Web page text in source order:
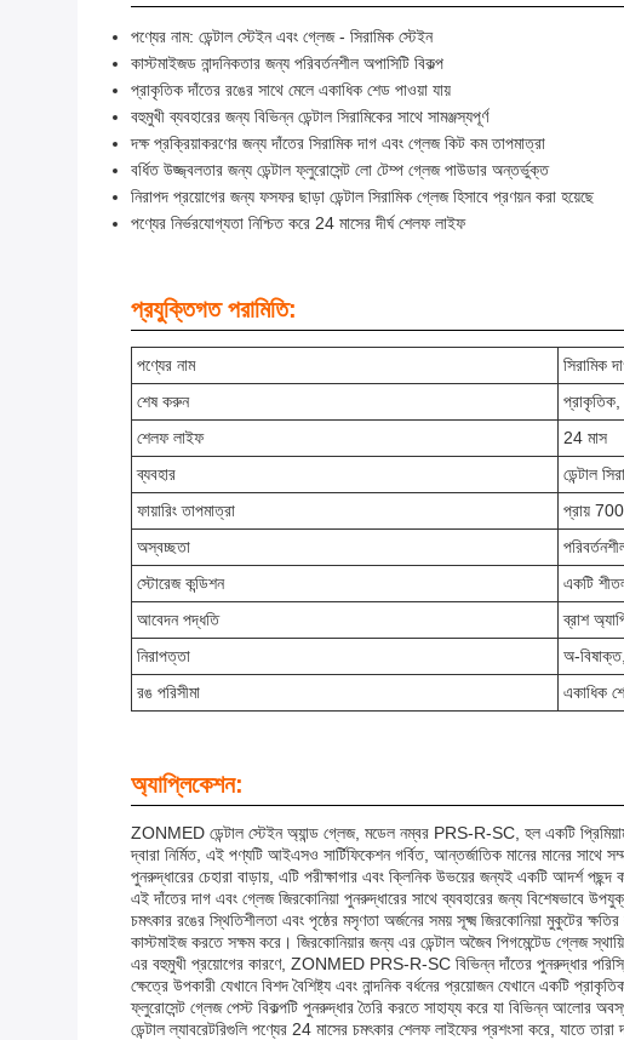
পণ্যের নাম: ডেন্টাল স্টেইন এবং গ্লেজ - সিরামিক স্টেইন
কাস্টমাইজড নান্দনিকতার জন্য পরিবর্তনশীল অপাসিটি বিকল্প
প্রাকৃতিক দাঁতের রঙের সাথে মেলে একাধিক শেড পাওয়া যায়
বহুমুখী ব্যবহারের জন্য বিভিন্ন ডেন্টাল সিরামিকের সাথে সামঞ্জস্যপূর্ণ
দক্ষ প্রক্রিয়াকরণের জন্য দাঁতের সিরামিক দাগ এবং গ্লেজ কিট কম তাপমাত্রা
বর্ধিত উজ্জ্বলতার জন্য ডেন্টাল ফ্লুরোসেন্ট লো টেম্প গ্লেজ পাউডার অন্তর্ভুক্ত
নিরাপদ প্রয়োগের জন্য ফসফর ছাড়া ডেন্টাল সিরামিক গ্লেজ হিসাবে প্রণয়ন করা হয়েছে
পণ্যের নির্ভরযোগ্যতা নিশ্চিত করে 24 মাসের দীর্ঘ শেলফ লাইফ
প্রযুক্তিগত পরামিতি:
পণ্যের নাম
সিরামিক
শেষ করুন
প্রাকৃতিক,
শেলফ লাইফ
24 মাস
ব্যবহার
ডেন্টাল
ফায়ারিং তাপমাত্রা
প্রায়
অস্বচ্ছতা
স্টোরেজ কন্ডিশন
একটি
আবেদন পদ্ধতি
ব্রাশ
নিরাপত্তা
অ-বিষাক্ত,
রঙ পরিসীমা
একাধিক
অ্যাপ্লিকেশন:
ZONMED ডেন্টাল স্টেইন অ্যান্ড গ্লেজ, মডেল নম্বর PRS-R-SC, হল একটি প্রিমিয়াম
দ্বারা নির্মিত, এই পণ্যটি আইএসও সার্টিফিকেশন গর্বিত, আন্তর্জাতিক মানের মানের
পুনরুদ্ধারের চেহারা বাড়ায়, এটি পরীক্ষাগার এবং ক্লিনিক উভয়ের জন্যই একটি আদর্শ পছন্দ
এই দাঁতের দাগ এবং গ্লেজ জিরকোনিয়া পুনরুদ্ধারের সাথে ব্যবহারের জন্য বিশেষভাবে
চমৎকার রঙের স্থিতিশীলতা এবং পৃষ্ঠের মসৃণতা অর্জনের সময় সূক্ষ্ম জিরকোনিয়া মুকুটের
কাস্টমাইজ করতে সক্ষম করে। জিরকোনিয়ার জন্য এর ডেন্টাল অজৈব পিগমেন্টেড গ্লেজ
এর বহুমুখী প্রয়োগের কারণে, ZONMED PRS-R-SC বিভিন্ন দাঁতের পুনরুদ্ধার
ক্ষেত্রে উপকারী যেখানে বিশদ বৈশিষ্ট্য এবং নান্দনিক বর্ধনের প্রয়োজন যেখানে একটি
ফ্লুরোসেন্ট গ্লেজ পেস্ট বিকল্পটি পুনরুদ্ধার তৈরি করতে সাহায্য করে যা বিভিন্ন আলোর
ডেন্টাল ল্যাবরেটরিগুলি পণ্যের 24 মাসের চমৎকার শেলফ লাইফের প্রশংসা করে, যাতে